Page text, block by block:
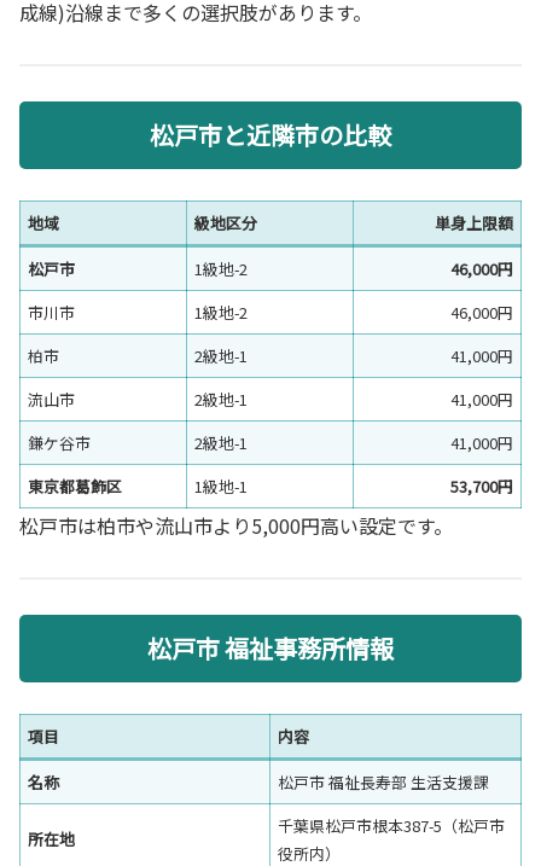
成線)沿線まで多くの選択肢があります。
松戸市と近隣市の比較
地域 級地区分
単身上限額
松戸市
1級地-2
46,000円
市川市
1級地-2
46,000円
柏市
2級地-1
41,000円
流山市
2級地-1
41,000円
鎌ケ谷市
2級地-1
41,000円
東京都葛飾区
1級地-1 53,700円
松戸市は柏市や流山市より5,000円高い設定です。
松戸市 福祉事務所情報
項目
内容
名称
松戸市 福祉長寿部 生活支援課
所在地
千葉県松戸市根本387-5（松戸市
役所内）